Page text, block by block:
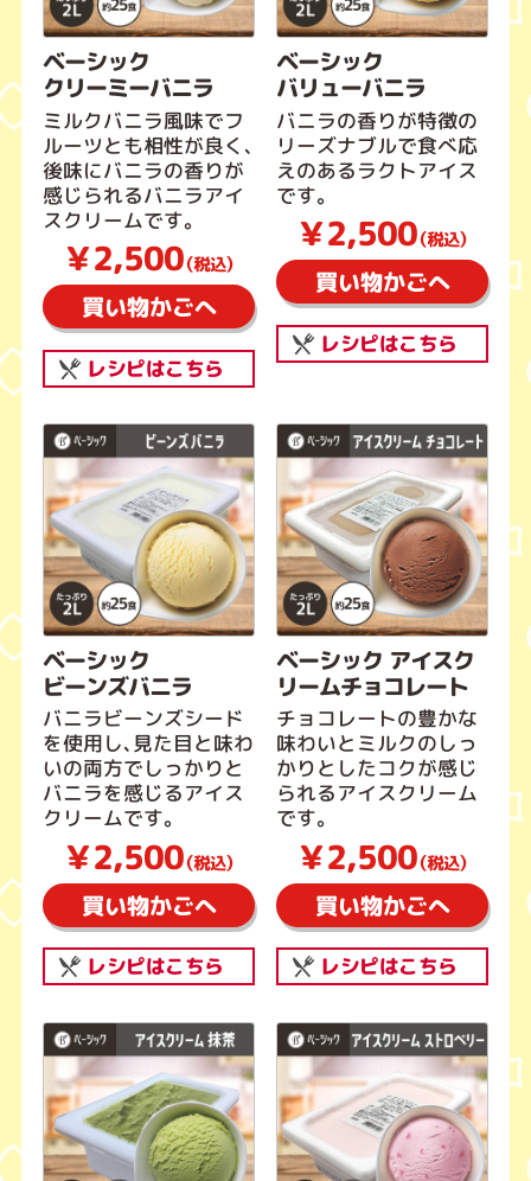
ベーシック
クリーミーバニラ
ミルクバニラ風味でフ
ルーツとも相性が良く、
後味にバニラの香りが
感じられるバニラアイ
スクリームです。
￥2,500（税込）
買い物かごへ
レシピはこちら
ベーシック
バリューバニラ
バニラの香りが特徴の
リーズナブルで食べ応
えのあるラクトアイス
です。
￥2,500（税込）
買い物かごへ
レシピはこちら
ベーシック
ビーンズバニラ
バニラビーンズシード
を使用し、見た目と味わ
いの両方でしっかりと
バニラを感じるアイス
クリームです。
￥2,500（税込）
買い物かごへ
レシピはこちら
ベーシック アイスク
リームチョコレート
チョコレートの豊かな
味わいとミルクのしっ
かりとしたコクが感じ
られるアイスクリーム
です。
￥2,500（税込）
買い物かごへ
レシピはこちら